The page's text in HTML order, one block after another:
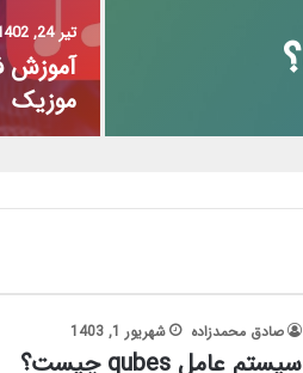
تیر 24, 1402
آموزش
موزیک
صادق محمدزاده شهریور 1, 1403
سیستم عامل qubes چیست؟